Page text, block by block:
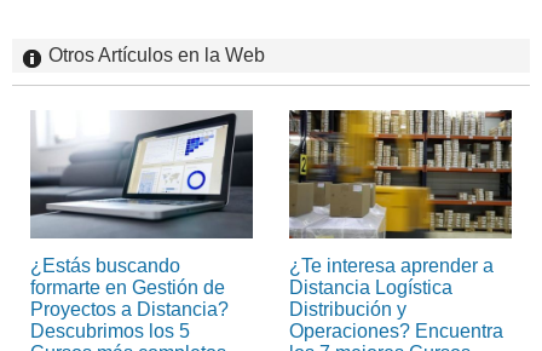
Otros Artículos en la Web
¿Estás buscando
formarte en Gestión de
Proyectos a Distancia?
Descubrimos los 5
¿Te interesa aprender a
Distancia Logística
Distribución y
Operaciones? Encuentra